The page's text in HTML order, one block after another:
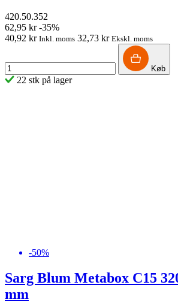
420.50.352
62,95 kr -35%
40,92 kr Inkl. moms 32,73 kr Ekskl. moms
Køb
22 stk på lager
-50%
Sarg Blum Metabox C15
mm